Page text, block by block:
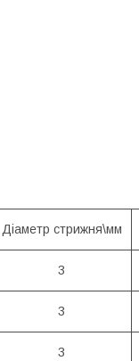
Діаметр стрижня\мм
3
3
3